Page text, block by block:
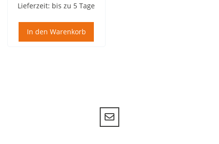
Lieferzeit: bis zu 5 Tage
In den Warenkorb